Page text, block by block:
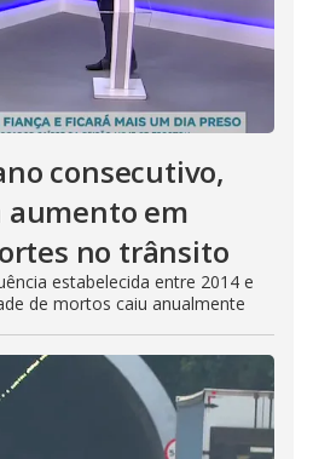
consecutivo,
aumento em
no trânsito
estabelecida entre 2014 e
de mortos caiu anualmente